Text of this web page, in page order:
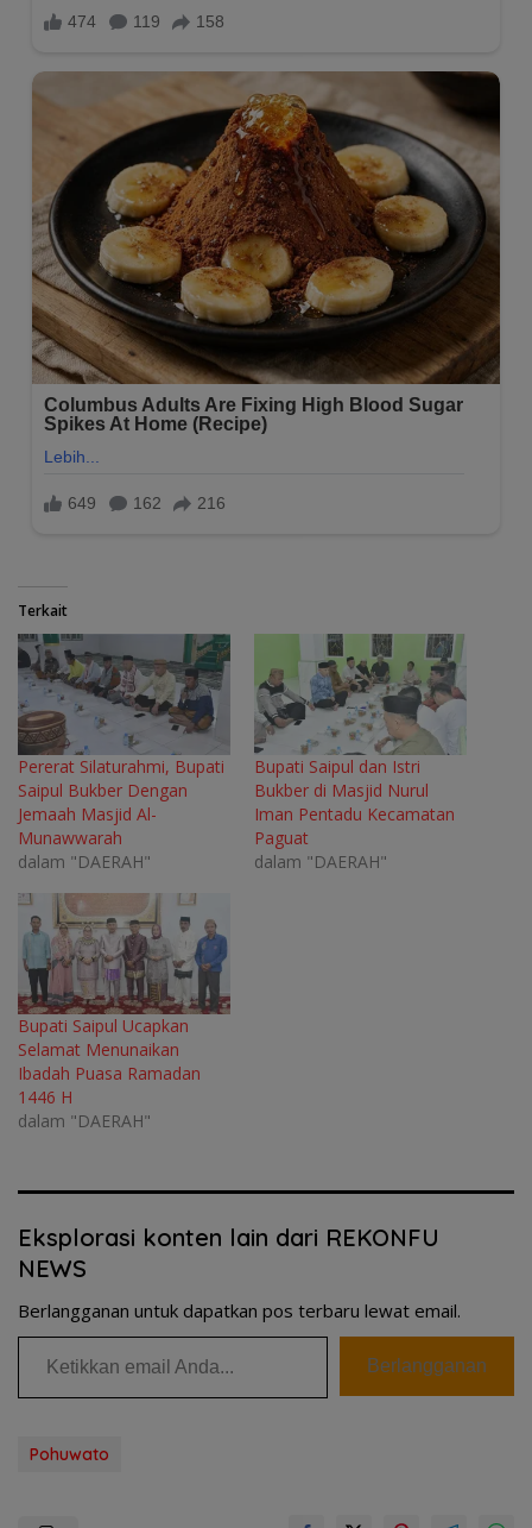
Terkait
Pererat Silaturahmi, Bupati
Saipul Bukber Dengan
Jemaah Masjid Al-
Munawwarah
dalam "DAERAH"
Bupati Saipul dan Istri
Bukber di Masjid Nurul
Iman Pentadu Kecamatan
Paguat
dalam "DAERAH"
Bupati Saipul Ucapkan
Selamat Menunaikan
Ibadah Puasa Ramadan
1446 H
dalam "DAERAH"
Eksplorasi konten lain dari REKONFU
NEWS
Berlangganan untuk dapatkan pos terbaru lewat email.
Ketikkan email Anda...
Berlangganan
Pohuwato